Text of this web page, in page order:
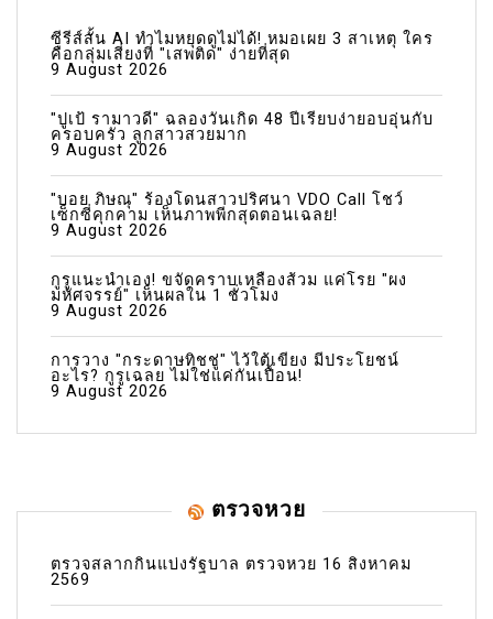
ซีรีส์สั้น AI ทำไมหยุดดูไม่ได้! หมอเผย 3 สาเหตุ ใคร
คือกลุ่มเสี่ยงที่ "เสพติด" ง่ายที่สุด
9 August 2026
"ปูเป้ รามาวดี" ฉลองวันเกิด 48 ปีเรียบง่ายอบอุ่นกับ
ครอบครัว ลูกสาวสวยมาก
9 August 2026
"บอย ภิษณุ" ร้องโดนสาวปริศนา VDO Call โชว์
เซ็กซี่คุกคาม เห็นภาพพีกสุดตอนเฉลย!
9 August 2026
กูรูแนะนำเอง! ขจัดคราบเหลืองส้วม แค่โรย "ผง
มหัศจรรย์" เห็นผลใน 1 ชั่วโมง
9 August 2026
การวาง "กระดาษทิชชู่" ไว้ใต้เขียง มีประโยชน์
อะไร? กูรูเฉลย ไม่ใช่แค่กันเปื้อน!
9 August 2026
ตรวจหวย
ตรวจสลากกินแบ่งรัฐบาล ตรวจหวย 16 สิงหาคม
2569